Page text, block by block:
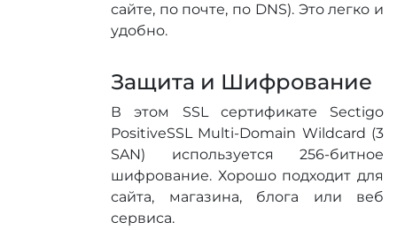
сайте, по почте, по DNS). Это легко и
удобно.
Защита и Шифрование
В этом SSL сертификате Sectigo
PositiveSSL Multi-Domain Wildcard (3
SAN) используется 256-битное
шифрование. Хорошо подходит для
сайта, магазина, блога или веб
сервиса.